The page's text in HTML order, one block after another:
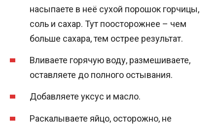
насыпаете в неё сухой порошок горчицы,
соль и сахар. Тут поосторожнее – чем
больше сахара, тем острее результат.
Вливаете горячую воду, размешиваете,
оставляете до полного остывания.
Добавляете уксус и масло.
Раскалываете яйцо, осторожно, не